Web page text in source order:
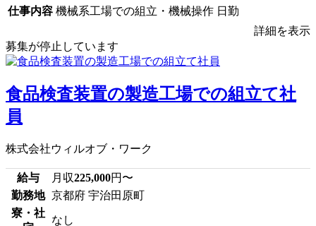
仕事内容 機械系工場での組立・機械操作 日勤
詳細を表示
募集が停止しています
食品検査装置の製造工場での組立て社
員
株式会社ウィルオブ・ワーク
給与 月収225,000円〜
勤務地 京都府 宇治田原町
寮・社
なし